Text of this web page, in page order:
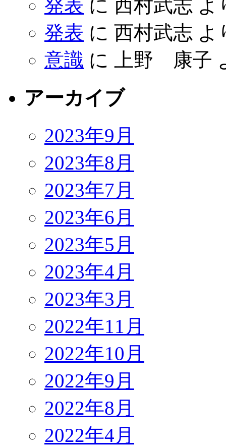
発表 に 西村武志 よ
発表 に 西村武志 よ
意識 に 上野 康子
アーカイブ
2023年9月
2023年8月
2023年7月
2023年6月
2023年5月
2023年4月
2023年3月
2022年11月
2022年10月
2022年9月
2022年8月
2022年4月